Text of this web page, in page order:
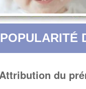
POPULARITÉ